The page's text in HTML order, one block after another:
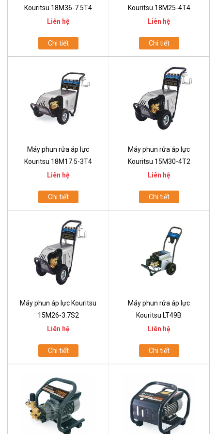
Kouritsu 18M36-7.5T4
Liên hệ
Chi tiết
Kouritsu 18M25-4T4
Liên hệ
Chi tiết
Máy phun rửa áp lực
Kouritsu 18M17.5-3T4
Liên hệ
Chi tiết
Máy phun rửa áp lực
Kouritsu 15M30-4T2
Liên hệ
Chi tiết
Máy phun áp lực Kouritsu
15M26-3.7S2
Liên hệ
Chi tiết
Máy phun rửa áp lực
Kouritsu LT49B
Liên hệ
Chi tiết